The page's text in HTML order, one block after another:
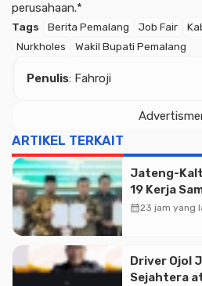
perusahaan.*
Tags Berita Pemalang Job Fair
Nurkholes
Wakil Bupati Pemalang
Penulis: Fahroji
ARTIKEL TERKAIT
Jateng-
19 Kerja
20,2 Triliun
calendar_month23 jam yang
Driver Ojol
Sejahtera